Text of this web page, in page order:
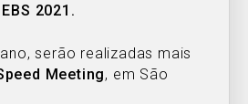
2021.
serão realizadas mais
Meeting, em São